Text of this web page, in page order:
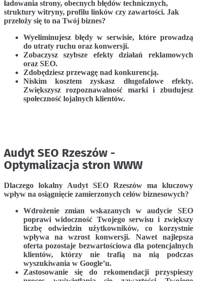
ładowania strony, obecnych błędów technicznych,
struktury witryny, profilu linków czy zawartości. Jak
przełoży się to na Twój biznes?
Wyeliminujesz błędy w serwisie, które prowadzą
do utraty ruchu oraz konwersji.
Zobaczysz szybsze efekty działań reklamowych
oraz SEO.
Zdobędziesz przewagę nad konkurencją.
Niskim kosztem zyskasz długofalowe efekty.
Zwiększysz rozpoznawalność marki i zbudujesz
społeczność lojalnych klientów.
Audyt SEO Rzeszów -
Optymalizacja stron WWW
Dlaczego lokalny Audyt SEO Rzeszów ma kluczowy
wpływ na osiągnięcie zamierzonych celów biznesowych?
Wdrożenie zmian wskazanych w audycie SEO
poprawi widoczność Twojego serwisu i zwiększy
liczbę odwiedzin użytkowników, co korzystnie
wpływa na wzrost konwersji. Nawet najlepsza
oferta pozostaje bezwartościowa dla potencjalnych
klientów, którzy nie trafią na nią podczas
wyszukiwania w Google’u.
Zastosowanie się do rekomendacji przyspieszy